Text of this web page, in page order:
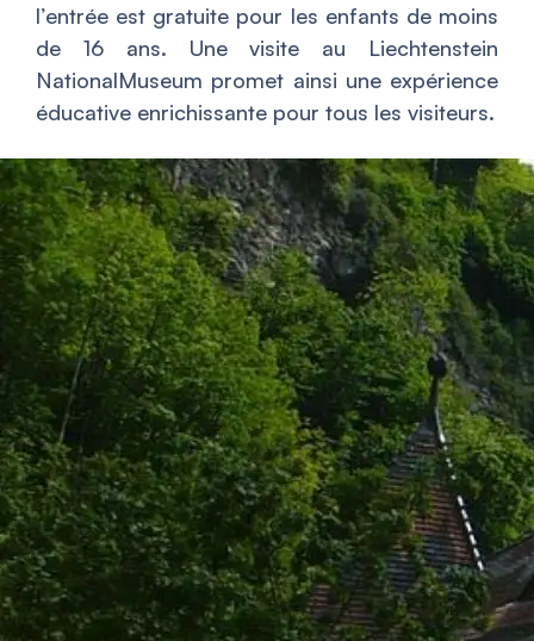
l’entrée est gratuite pour les enfants de moins
de 16 ans. Une visite au Liechtenstein
NationalMuseum promet ainsi une expérience
éducative enrichissante pour tous les visiteurs.